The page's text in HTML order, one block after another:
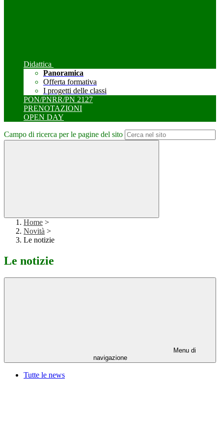
Didattica
Panoramica
Offerta formativa
I progetti delle classi
PON/PNRR/PN 2127
PRENOTAZIONI
OPEN DAY
Campo di ricerca per le pagine del sito
Home >
Novità >
Le notizie
Le notizie
Menu di
navigazione
Tutte le news